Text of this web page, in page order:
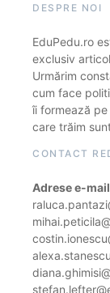
DESPRE NOI
EduPedu.ro
exclusiv
Urmărim
cum face
îi formează
care trăim
CONTACT
Adrese e-mail